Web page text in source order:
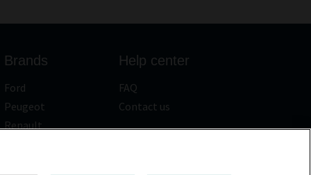
Brands
Ford
Peugeot
Renault
Help center
FAQ
Contact us